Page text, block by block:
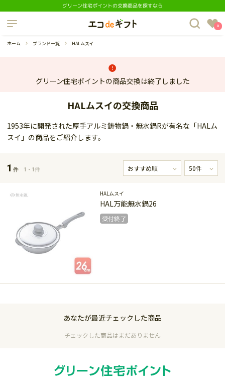
グリーン住宅ポイントの交換商品を探すなら
制度について
よくあるご質問 0
ダイニングセット
ホーム ブランド一覧 HALムスイ
グリーン住宅ポイントの商品交換は終了しました
HALムスイの交換商品
1953年に開発された厚手アルミ鋳物鍋・無水鍋Rが有名な「HALム
スイ」の商品をご紹介します。
1 件 1 - 1件
HALムスイ
HAL万能無水鍋26
受付終了
あなたが最近チェックした商品
チェックした商品はまだありません